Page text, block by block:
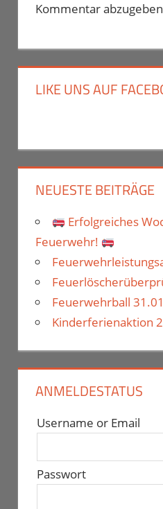
Kommentar
LIKE UNS AUF
NEUESTE BEITRÄGE
Erfolgreiches
Feuerwehr!
Feuerwehrball
Kinderferienaktion
ANMELDESTATUS
Username or Email
Passwort